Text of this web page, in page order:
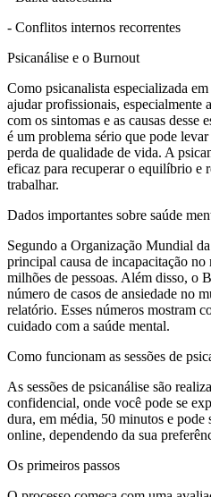
- Conflitos internos recorrentes
Psicanálise e o Burnout
Como psicanalista especializada
ajudar profissionais, especialmente
com os sintomas e as causas
é um problema sério que pode
perda de qualidade de vida. A
eficaz para recuperar o equilíbrio e
trabalhar.
Dados importantes sobre saúde
Segundo a Organização Mundial
principal causa de incapacitação
milhões de pessoas. Além disso, o
número de casos de ansiedade no
relatório. Esses números mostram
cuidado com a saúde mental.
Como funcionam as sessões de
As sessões de psicanálise são
confidencial, onde você pode se
dura, em média, 50 minutos e pode
online, dependendo da sua
Os primeiros passos